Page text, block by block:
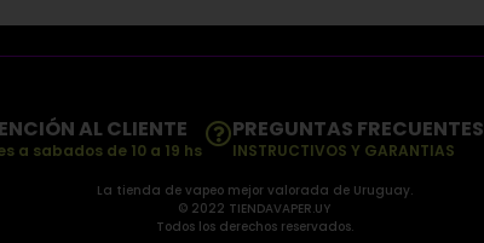
AL CLIENTE
a sabados de 10 a 19 hs
PREGUNTAS FRECUENTES
INSTRUCTIVOS Y GARANTIAS
La tienda de vapeo mejor valorada de Uruguay.
© 2022 TIENDAVAPER.UY
Todos los derechos reservados.